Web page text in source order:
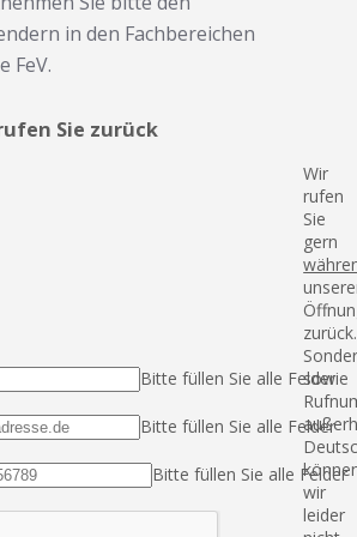
in den Fachbereichen
FeV.
Sie zurück
Wir
rufen
Sie
gern
zurück.
sowie
wir
leider
Bitte füllen Sie alle Felder
Bitte füllen Sie alle Felder
Bitte füllen Sie alle Felder